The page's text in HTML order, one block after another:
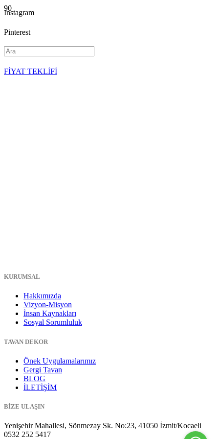
Instagram
Pinterest
YouTube
FİYAT TEKLİFİ
KURUMSAL
Hakkımızda
Vizyon-Misyon
İnsan Kaynakları
Sosyal Sorumluluk
TAVAN DEKOR
Önek Uygulamalarımız
Gergi Tavan
BLOG
İLETİŞİM
BİZE ULAŞIN
Yenişehir Mahallesi, Sönmezay Sk. No:23, 41050 İzmit/Kocaeli
0532 252 5417